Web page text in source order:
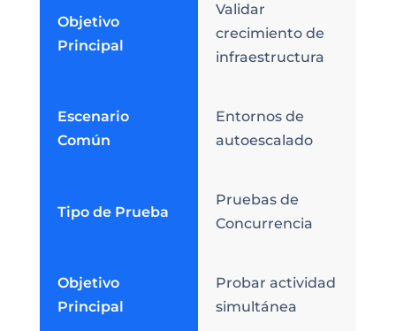
Objetivo
Principal
Validar
crecimiento de
infraestructura
Escenario
Común
Entornos de
autoescalado
Tipo de Prueba
Pruebas de
Concurrencia
Objetivo
Principal
Probar actividad
simultánea